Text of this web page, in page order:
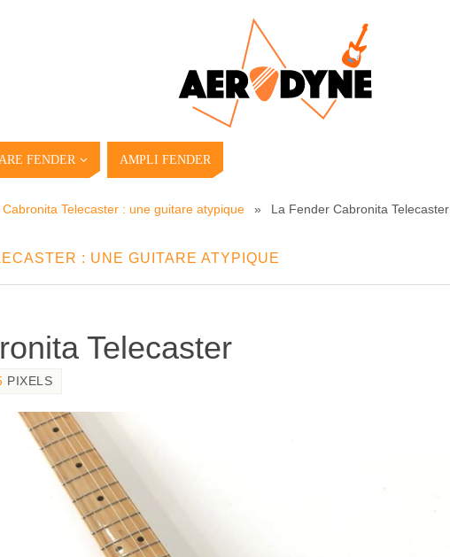
FENDER AMPLI FENDER
Telecaster : une guitare atypique » La Fender Cabronita Telecaster
: UNE GUITARE ATYPIQUE
Telecaster
PIXELS